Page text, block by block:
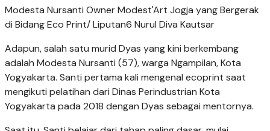
Modesta Nursanti Owner Modest'Art Jogja yang Bergerak
di Bidang Eco Print/ Liputan6 Nurul Diva Kautsar
Adapun, salah satu murid Dyas yang kini berkembang
adalah Modesta Nursanti (57), warga Ngampilan, Kota
Yogyakarta. Santi pertama kali mengenal ecoprint saat
mengikuti pelatihan dari Dinas Perindustrian Kota
Yogyakarta pada 2018 dengan Dyas sebagai mentornya.